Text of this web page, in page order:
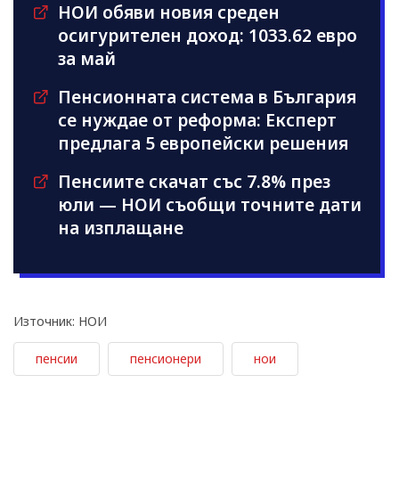
НОИ обяви новия среден
осигурителен доход: 1033.62 евро
за май
Пенсионната система в България
се нуждае от реформа: Експерт
предлага 5 европейски решения
Пенсиите скачат със 7.8% през
юли — НОИ съобщи точните дати
на изплащане
Източник: НОИ
пенсии пенсионери нои